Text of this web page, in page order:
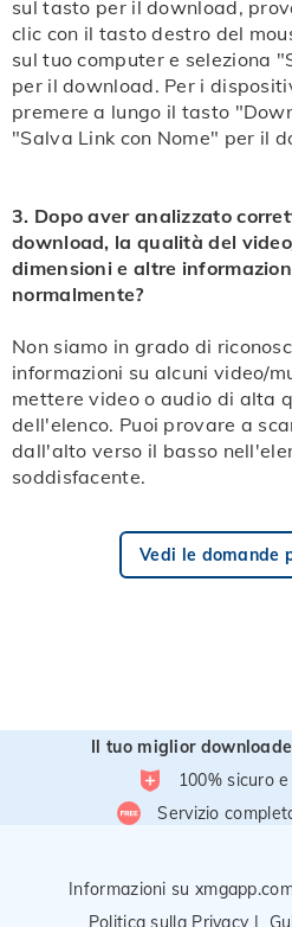
sul tasto per il download,
clic con il tasto destro del
sul tuo computer e seleziona
per il download. Per i
premere a lungo il tasto
"Salva Link con Nome" per il
3. Dopo aver analizzato
download, la qualità del
dimensioni e altre
normalmente?
Non siamo in grado di
informazioni su alcuni video/
mettere video o audio di alta
dell'elenco. Puoi provare a
dall'alto verso il basso
soddisfacente.
Vedi le domande
Il tuo miglior
100% sicuro
Servizio
Informazioni su
Politica sulla Privacy |